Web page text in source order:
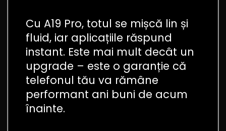
Cu A19 Pro, totul se mișcă lin și
fluid, iar aplicațiile răspund
instant. Este mai mult decât un
upgrade – este o garanție că
telefonul tău va rămâne
performant ani buni de acum
înainte.